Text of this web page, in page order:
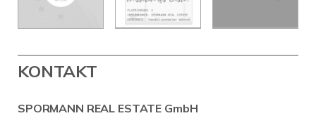
KONTAKT
SPORMANN REAL ESTATE GmbH